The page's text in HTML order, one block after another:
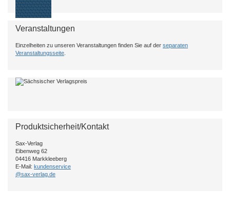
Veranstaltungen
Einzelheiten zu unseren Veranstaltungen finden Sie auf der separaten
Veranstaltungsseite
Produktsicherheit/Kontakt
Sax-Verlag
Eibenweg 62
04416 Markkleeberg
E-Mail: kundenservice
@sax-verlag.de